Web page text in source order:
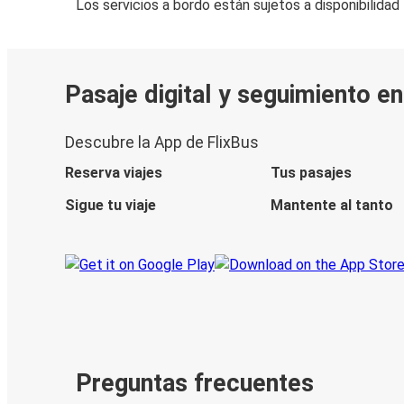
Los servicios a bordo están sujetos a disponibilidad
Pasaje digital y seguimiento
Descubre la App de FlixBus
Reserva viajes
Tus pasajes
Sigue tu viaje
Mantente al tanto
Preguntas frecuentes